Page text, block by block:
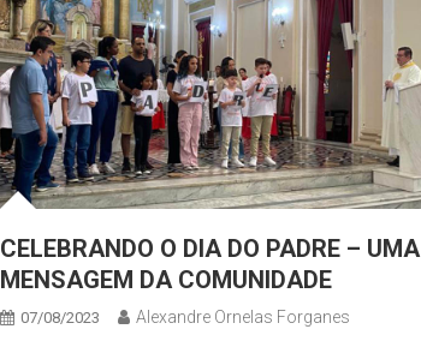
CELEBRANDO O DIA DO PADRE – UMA
MENSAGEM DA COMUNIDADE
07/08/2023 Alexandre Ornelas Forganes